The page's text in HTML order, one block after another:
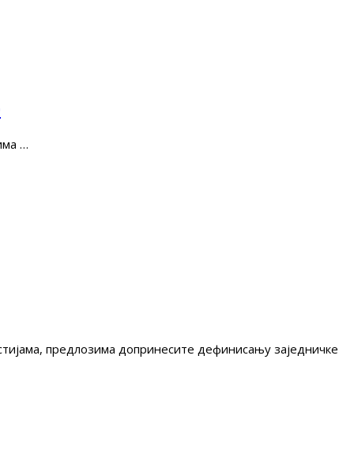
…
предлозима допринесите дефинисању заједничке